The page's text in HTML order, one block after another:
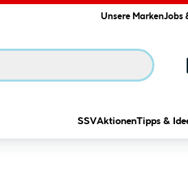
Unsere MarkenJobs
SSVAktionenTipps &